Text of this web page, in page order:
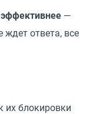
—
ждет ответа, все
их блокировки